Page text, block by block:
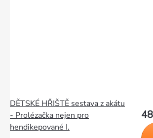
DĚTSKÉ HŘIŠTĚ sestava z akátu
- Prolézačka nejen pro
hendikepované I.